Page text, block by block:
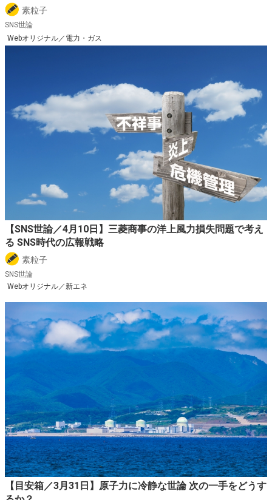
素粒子
SNS世論
Webオリジナル／電力・ガス
【SNS世論／4月10日】三菱商事の洋上風力損失問題で考え
る SNS時代の広報戦略
素粒子
SNS世論
Webオリジナル／新エネ
【目安箱／3月31日】原子力に冷静な世論 次の一手をどうす